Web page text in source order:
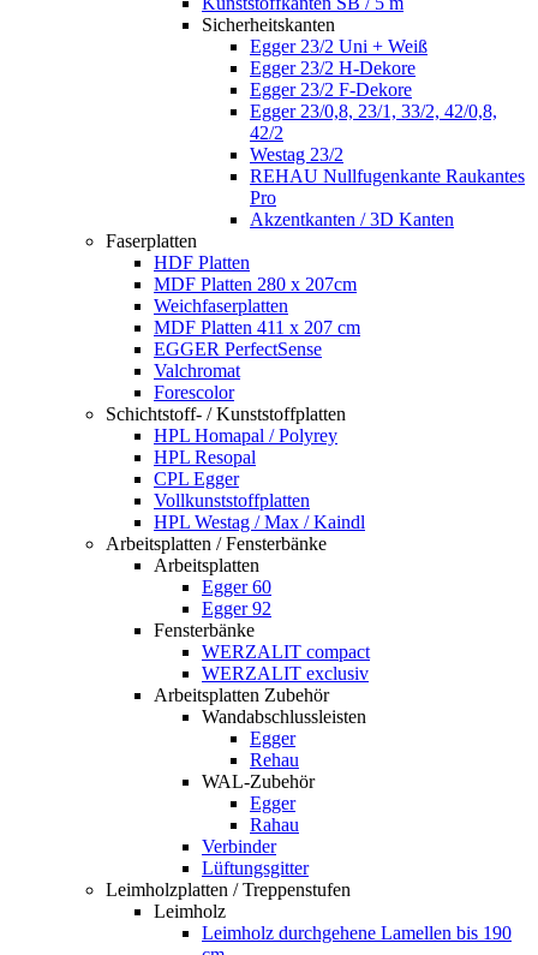
Sicherheitskanten
Egger 23/2 Uni + Weiß
Egger 23/2 H-Dekore
Egger 23/2 F-Dekore
Egger 23/0,8, 23/1, 33/2, 42/0,8,
42/2
Westag 23/2
REHAU Nullfugenkante Raukantes
Pro
Akzentkanten / 3D Kanten
Faserplatten
HDF Platten
MDF Platten 280 x 207cm
Weichfaserplatten
MDF Platten 411 x 207 cm
EGGER PerfectSense
Valchromat
Forescolor
Schichtstoff- / Kunststoffplatten
HPL Homapal / Polyrey
HPL Resopal
CPL Egger
Vollkunststoffplatten
HPL Westag / Max / Kaindl
Arbeitsplatten / Fensterbänke
Arbeitsplatten
Egger 60
Egger 92
Fensterbänke
WERZALIT compact
WERZALIT exclusiv
Arbeitsplatten Zubehör
Wandabschlussleisten
Egger
Rehau
WAL-Zubehör
Egger
Rahau
Verbinder
Lüftungsgitter
Leimholzplatten / Treppenstufen
Leimholz
Leimholz durchgehene Lamellen bis 190